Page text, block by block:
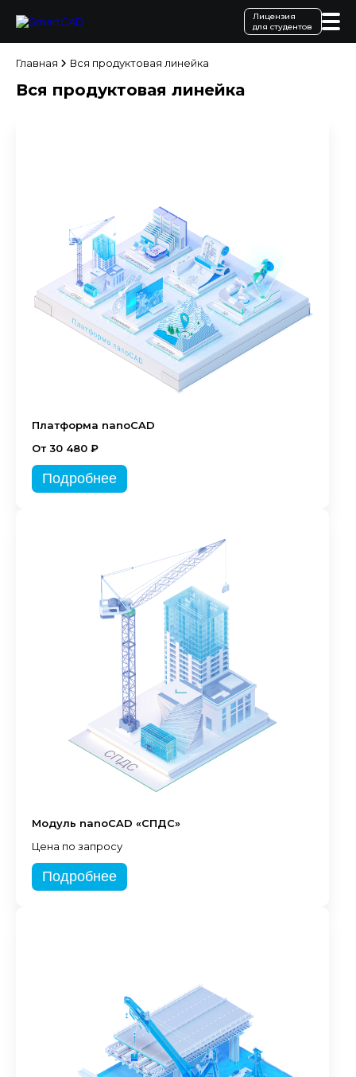
Лицензия
для студентов
Главная Вся продуктовая линейка
Вся продуктовая линейка
Платформа nanoCAD
От 30 480 ₽
Подробнее
Модуль nanoCAD «СПДС»
Цена по запросу
Подробнее